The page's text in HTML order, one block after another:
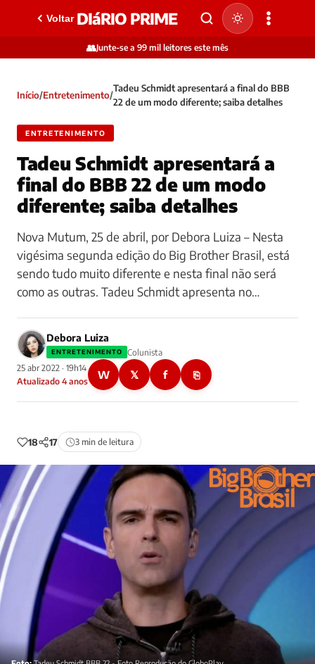
Voltar DIáRIO PRIME
👥Junte-se a 99 mil leitores este mês
Início/Entretenimento/
Tadeu Schmidt apresentará a final do BBB
22 de um modo diferente; saiba detalhes
ENTRETENIMENTO
Tadeu Schmidt apresentará a
final do BBB 22 de um modo
diferente; saiba detalhes
Nova Mutum, 25 de abril, por Debora Luiza – Nesta
vigésima segunda edição do Big Brother Brasil, está
sendo tudo muito diferente e nesta final não será
como as outras. Tadeu Schmidt apresenta no…
Debora Luiza
ENTRETENIMENTO
Colunista
25 abr 2022 · 19h14
Atualizado 4 anos
W 𝕏 f ⎘
18 17 3 min de leitura